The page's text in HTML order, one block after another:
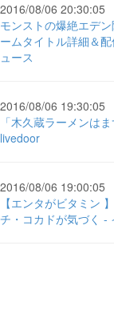
2016/08/06 20:30:05
モンストの爆絶エデ
ームタイトル詳細＆
ュース
2016/08/06 19:30:05
「木久蔵ラーメンは
livedoor
2016/08/06 19:00:05
【エンタがビタミン
チ・コカドが気づく -